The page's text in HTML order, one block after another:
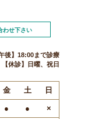
わせ下さい
後】18:00まで診療
【休診】日曜、祝日
金 土 日
● ● ×